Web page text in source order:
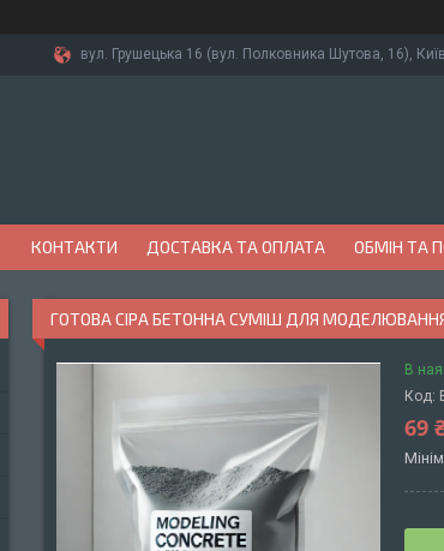
вул. Грушецька 16 (вул. Полковника Шутова, 16),
КОНТАКТИ ДОСТАВКА ТА ОПЛАТА ОБМІН ТА
ГОТОВА СІРА БЕТОННА СУМІШ ДЛЯ
В
Код:
69